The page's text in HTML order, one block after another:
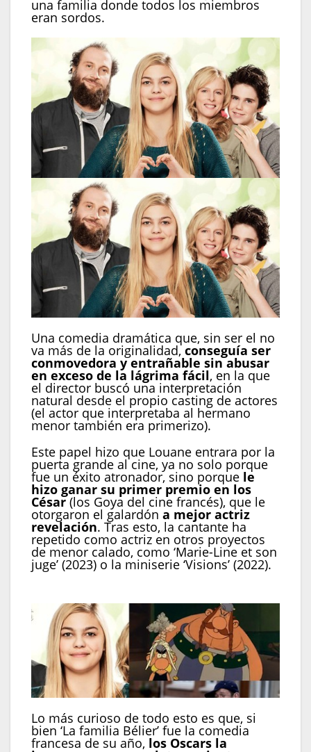
una familia donde todos los miembros
eran sordos.
Una comedia dramática que, sin ser el no
va más de la originalidad,conseguía ser
conmovedora y entrañable sin abusar
en exceso de la lágrima fácil, en la que
el director buscó una interpretación
natural desde el propio casting de actores
(el actor que interpretaba al hermano
menor también era primerizo).
Este papel hizo que Louane entrara por la
puerta grande al cine, ya no solo porque
fue un éxito atronador, sino porque le
hizo ganar su primer premio en los
César(los Goya del cine francés), que le
otorgaron el galardón a mejor actriz
revelación. Tras esto, la cantante ha
repetido como actriz en otros proyectos
de menor calado, como ‘Marie-Line et son
juge’ (2023) o la miniserie ‘Visions’ (2022).
Lo más curioso de todo esto es que, si
bien ‘La familia Bélier’ fue la comedia
francesa de su año, los Oscars la